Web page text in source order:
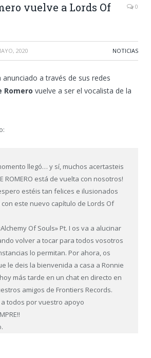
vuelve a Lords Of
0
2020 NOTICIAS
anunciado a través de sus redes
Romero vuelve a ser el vocalista de la
llegó… y sí, muchos acertasteis
ROMERO está de vuelta con nosotros!
estéis tan felices e ilusionados
este nuevo capítulo de Lords Of
Of Souls» Pt. I os va a alucinar
volver a tocar para todos vosotros
lo permitan. Por ahora, os
le deis la bienvenida a casa a Ronnie
más tarde en un chat en directo en
amigos de Frontiers Records.
a todos por vuestro apoyo